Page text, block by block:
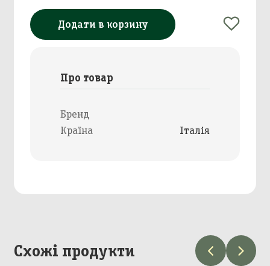
Додати в корзину
Про товар
Бренд
Країна
Італія
Схожі продукти